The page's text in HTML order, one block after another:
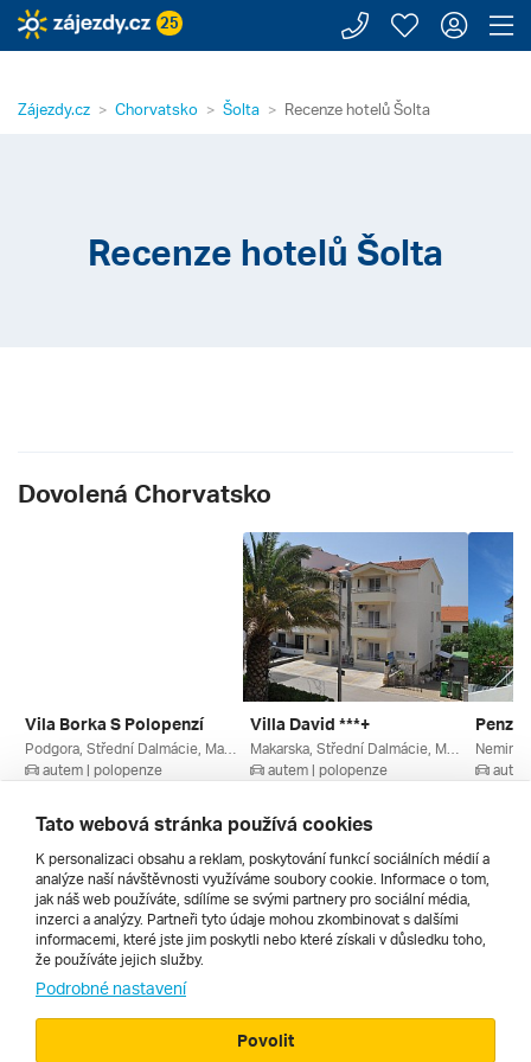
25 Zavolejte
Moje
Zájezdy.cz Chorvatsko Šolta Recenze hotelů Šolta
Recenze hotelů Šolta
Dovolená Chorvatsko
Vila Borka S Polopenzí
autem | polopenze
11 910 Kč
Villa David ***+
autem | polopenze
11 750 Kč
Všechny
Cestopisy
Tato webová stránka používá cookies
K personalizaci obsahu a reklam, poskytování funkcí sociálních médií a
analýze naší návštěvnosti využíváme soubory cookie. Informace o tom,
jak náš web používáte, sdílíme se svými partnery pro sociální média,
inzerci a analýzy. Partneři tyto údaje mohou zkombinovat s dalšími
informacemi, které jste jim poskytli nebo které získali v důsledku toho,
že používáte jejich služby.
Podrobné nastavení
Povolit